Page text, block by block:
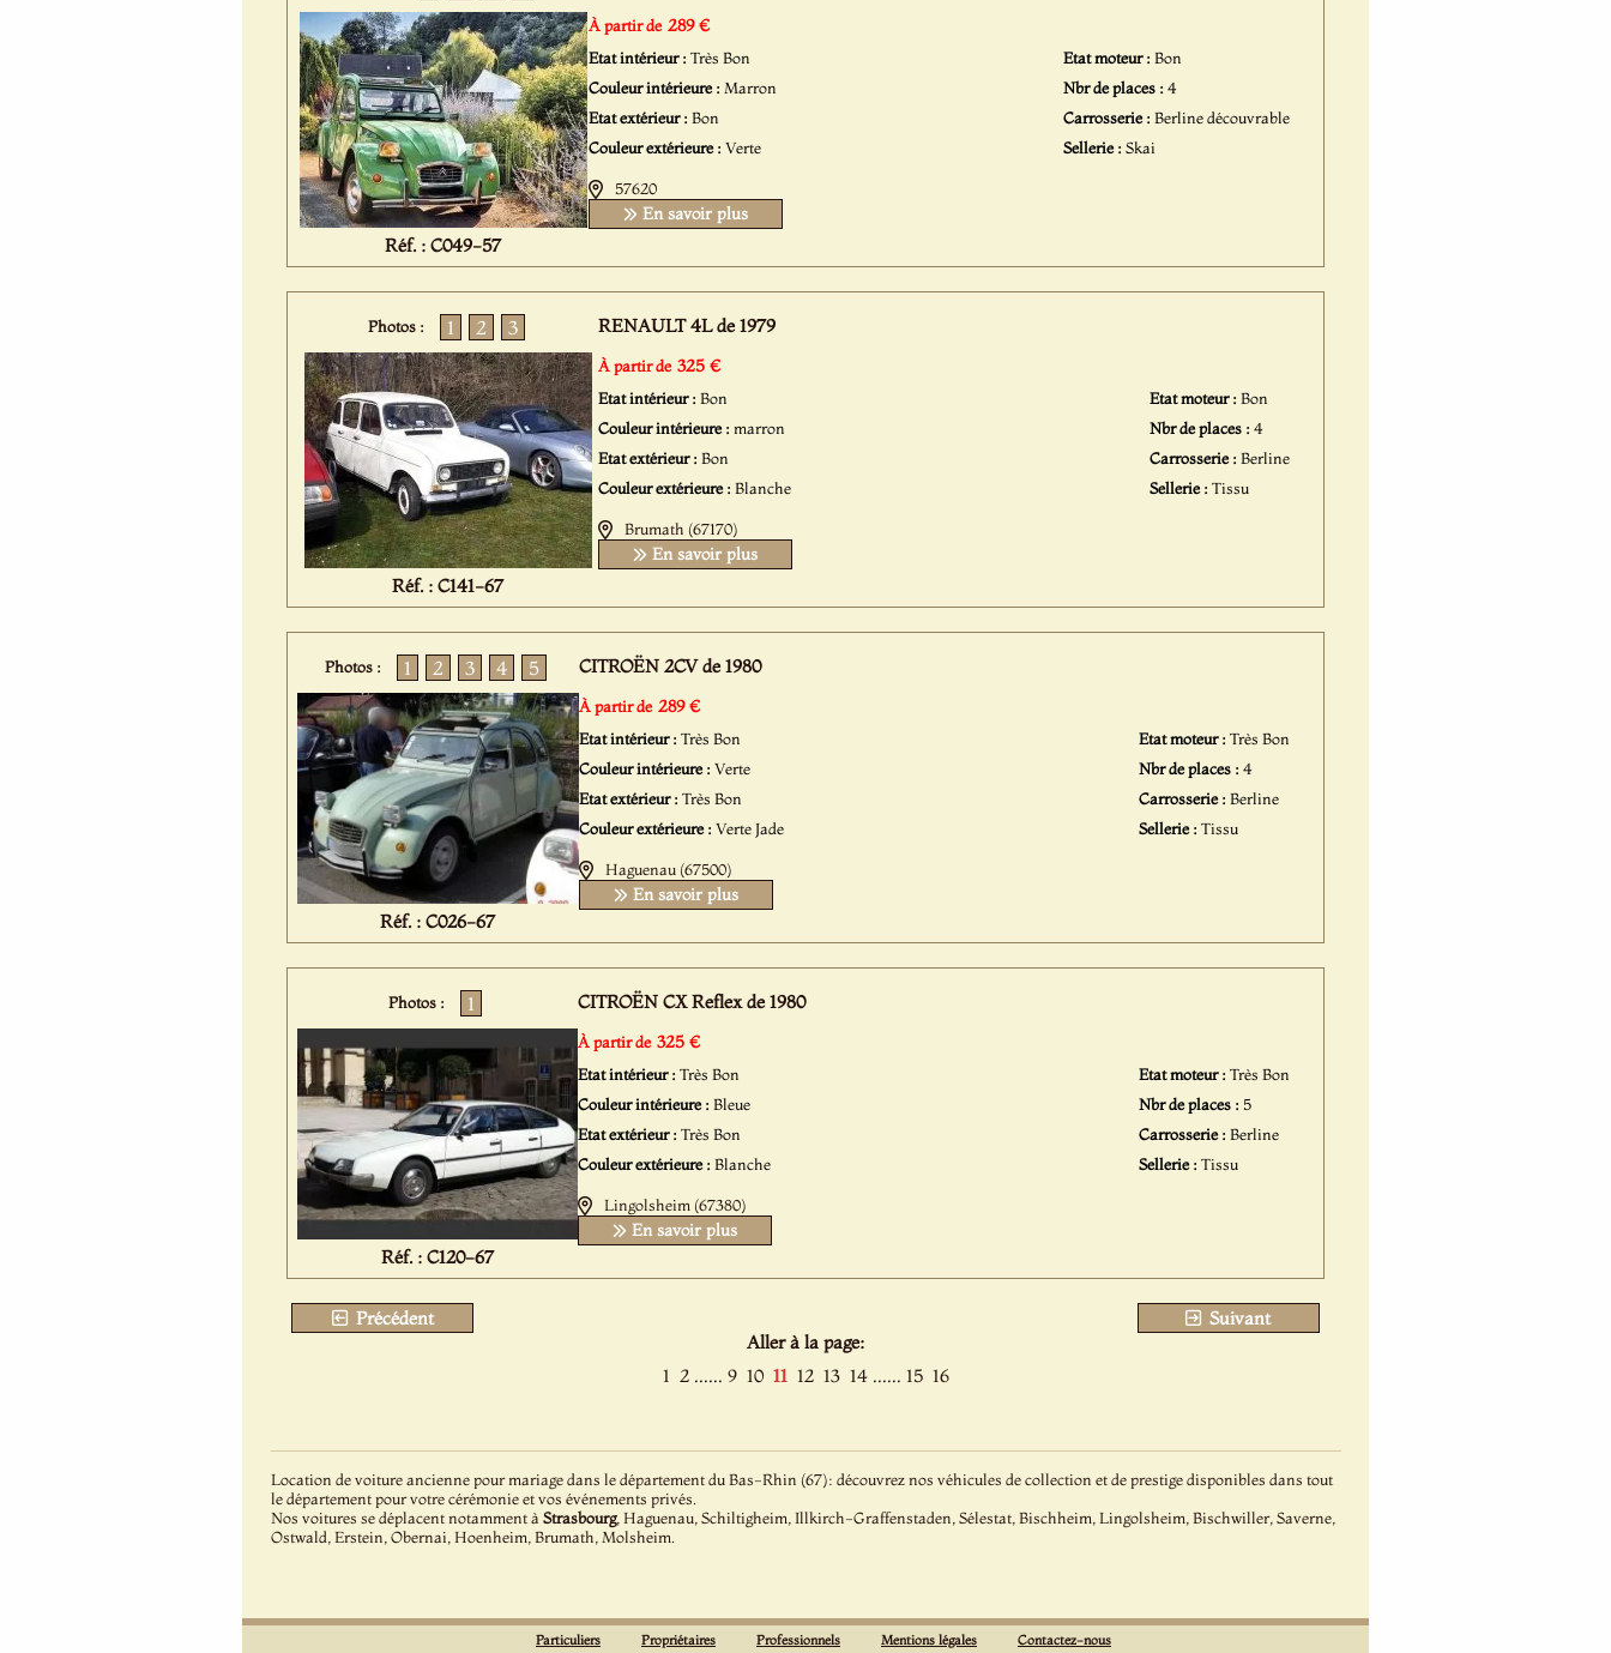
Réf. : C049-57
À partir de 289 €
Etat intérieur :Très Bon
Couleur intérieure : Marron
Etat extérieur :Bon
Couleur extérieure :Verte
Etat moteur :Bon
Nbr de places :4
Carrosserie :Berline découvrable
Sellerie :Skai
57620
En savoir plus
Photos : 1 2 3
Réf. : C141-67
RENAULT 4L de 1979
À partir de 325 €
Etat intérieur :Bon
Couleur intérieure :marron
Etat extérieur :Bon
Couleur extérieure :Blanche
Etat moteur :Bon
Nbr de places :4
Carrosserie :Berline
Sellerie :Tissu
Brumath (67170)
En savoir plus
Photos : 1 2 3 4 5
Réf. : C026-67
CITROËN 2CV de 1980
À partir de 289 €
Etat intérieur : Très Bon
Couleur intérieure : Verte
Etat extérieur : Très Bon
Couleur extérieure : Verte Jade
Etat moteur :Très Bon
Nbr de places :4
Carrosserie :Berline
Sellerie :Tissu
Haguenau (67500)
En savoir plus
Photos : 1
Réf. : C120-67
CITROËN CX Reflex de 1980
À partir de 325 €
Etat intérieur : Très Bon
Couleur intérieure : Bleue
Etat extérieur : Très Bon
Couleur extérieure : Blanche
Etat moteur :Très Bon
Nbr de places : 5
Carrosserie :Berline
Sellerie :Tissu
Lingolsheim (67380)
En savoir plus
Précédent
Suivant
Aller à la page:
1 2 ...... 9 10 11 12 13 14 ...... 15 16
Location de voiture ancienne pour mariage dans le département du Bas-Rhin (67): découvrez nos véhicules de collection et de prestige disponibles dans tout
le département pour votre cérémonie et vos événements privés.
Nos voitures se déplacent notamment à Strasbourg, Haguenau, Schiltigheim, Illkirch-Graffenstaden, Sélestat, Bischheim, Lingolsheim, Bischwiller, Saverne,
Ostwald, Erstein, Obernai, Hoenheim, Brumath, Molsheim.
Particuliers Propriétaires Professionnels Mentions légales Contactez-nous